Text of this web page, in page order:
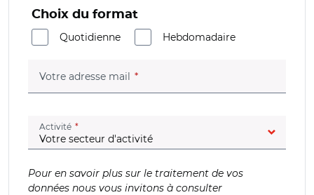
Choix du format
Quotidienne
Hebdomadaire
Votre adresse mail (champ obligatoire)
Activité (champ obligatoire)
Pour en savoir plus sur le traitement de vos
données nous vous invitons à consulter